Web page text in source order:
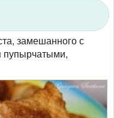
замешанного с
пупырчатыми,